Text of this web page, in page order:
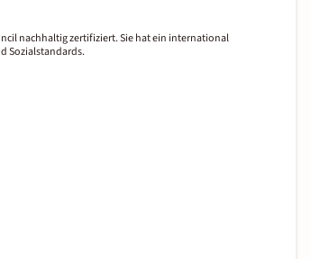
nachhaltig zertifiziert. Sie hat ein international
Sozialstandards.